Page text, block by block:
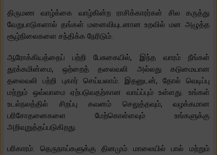
திருமண வாழ்க்கை வாழ்கின்ற ராசிக்காரர்கள் சில கருத்து
வேறுபாடுகளால் தங்கள் மனைவியுடனான உறவில் மன அழுத்த
சூழ்நிலைகளை சந்திக்க நேரிடும்.
ஆரோக்கியத்தைப் பற்றி பேசுகையில், இந்த வாரம் நீங்கள்
தூக்கமின்மை, ஒற்றைத் தலைவலி அல்லது கடுமையான
தலைவலி பற்றி புகார் செய்யலாம். இதனுடன், தோல் வெடிப்பு
மற்றும் ஒவ்வாமை ஏற்படுவதற்கான வாய்ப்பும் உள்ளது. உங்கள்
உடல்நலத்தில் சிறப்பு கவனம் செலுத்தவும், வழக்கமான
பரிசோதனைகளை மேற்கொள்ளவும் உங்களுக்கு
அறிவுறுத்தப்படுகிறது.
பரிகாரம்: தெருநாய்களுக்கு தினமும் மாலையில் பால் மற்றும்